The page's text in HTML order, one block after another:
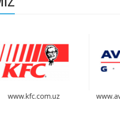
www.avtoritetgroup.andreweb.pro